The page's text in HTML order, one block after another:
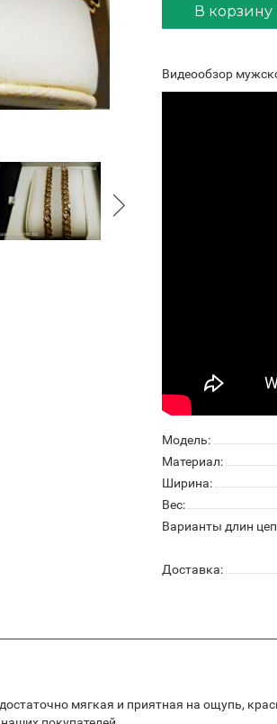
В корзину
Видеообзор
Модель:
Материал:
Ширина:
Вес:
Варианты длин
Доставка:
мягкая и приятная на ощупь,